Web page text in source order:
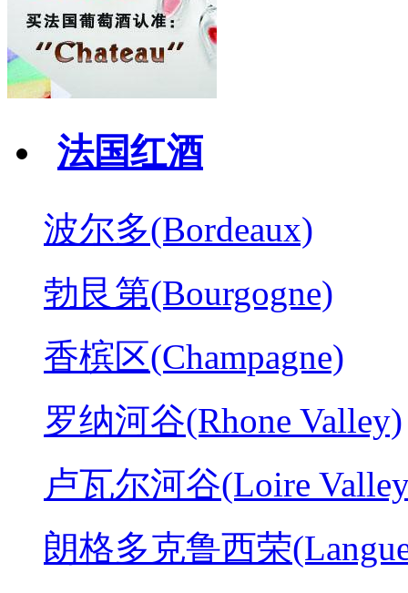
法国红酒
波尔多(Bordeaux)
勃艮第(Bourgogne)
香槟区(Champagne)
罗纳河谷(Rhone Valley)
卢瓦尔河谷(Loire
朗格多克鲁西荣